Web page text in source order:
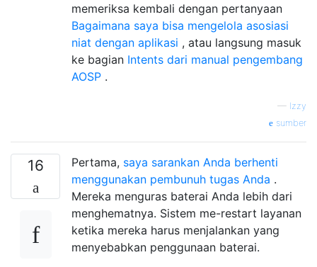
memeriksa kembali dengan pertanyaan
Bagaimana saya bisa mengelola asosiasi
niat dengan aplikasi , atau langsung masuk
ke bagian Intents dari manual pengembang
AOSP .
— Izzy
sumber
16 Pertama, saya sarankan Anda berhenti
menggunakan pembunuh tugas Anda .
Mereka menguras baterai Anda lebih dari
menghematnya. Sistem me-restart layanan
ketika mereka harus menjalankan yang
menyebabkan penggunaan baterai.